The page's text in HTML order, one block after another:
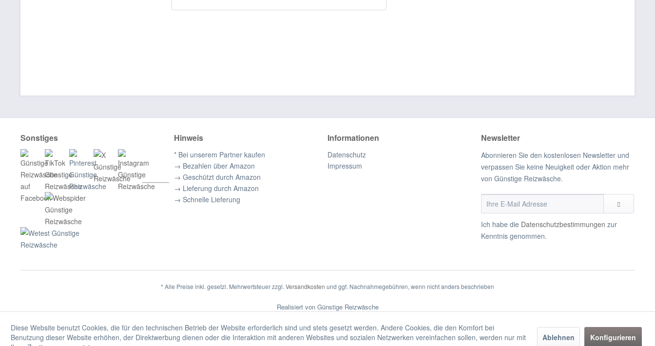
Sonstiges Hinweis
* Bei unserem Partner kaufen
→ Bezahlen über Amazon
→ Geschützt durch Amazon
→ Lieferung durch Amazon
→ Schnelle Lieferung
Informationen
Datenschutz
Impressum
Newsletter
Abonnieren Sie den kostenlosen Newsletter und
verpassen Sie keine Neuigkeit oder Aktion mehr
von Günstige Reizwäsche.
Ich habe die Datenschutzbestimmungen zur
Kenntnis genommen.
* Alle Preise inkl. gesetzl. Mehrwertsteuer zzgl. Versandkosten und ggf. Nachnahmegebühren, wenn nicht anders beschrieben
Realisiert von Günstige Reizwäsche
Diese Website benutzt Cookies, die für den technischen Betrieb der Website erforderlich sind und stets gesetzt werden. Andere Cookies, die den Komfort bei
Benutzung dieser Website erhöhen, der Direktwerbung dienen oder die Interaktion mit anderen Websites und sozialen Netzwerken vereinfachen sollen, werden nur mit
Ablehnen Konfigurieren